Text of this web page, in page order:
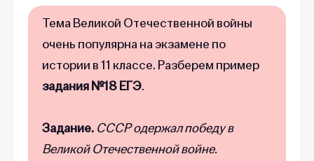
Тема Великой Отечественной войны
очень популярна на экзамене по
истории в 11 классе. Разберем пример
задания№18 ЕГЭ.
Задание. СССР одержал победу в
Великой Отечественной войне.